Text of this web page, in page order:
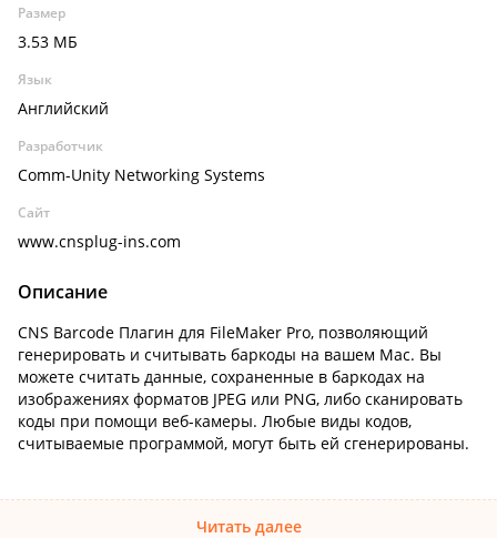
Размер
3.53 МБ
Язык
Английский
Разработчик
Comm-Unity Networking Systems
Сайт
www.cnsplug-ins.com
Описание
CNS Barcode Плагин для FileMaker Pro, позволяющий
генерировать и считывать баркоды на вашем Mac. Вы
можете считать данные, сохраненные в баркодах на
изображениях форматов JPEG или PNG, либо сканировать
коды при помощи веб-камеры. Любые виды кодов,
считываемые программой, могут быть ей сгенерированы.
Читать далее